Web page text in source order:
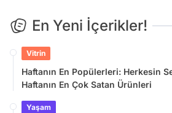
En Yeni İçerikler!
Vitrin
Haftanın En Popülerleri: Herkesin
Haftanın En Çok Satan Ürünleri
Yaşam